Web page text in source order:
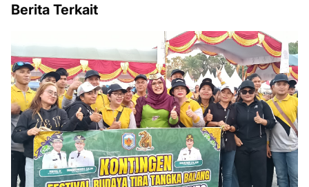
Berita Terkait